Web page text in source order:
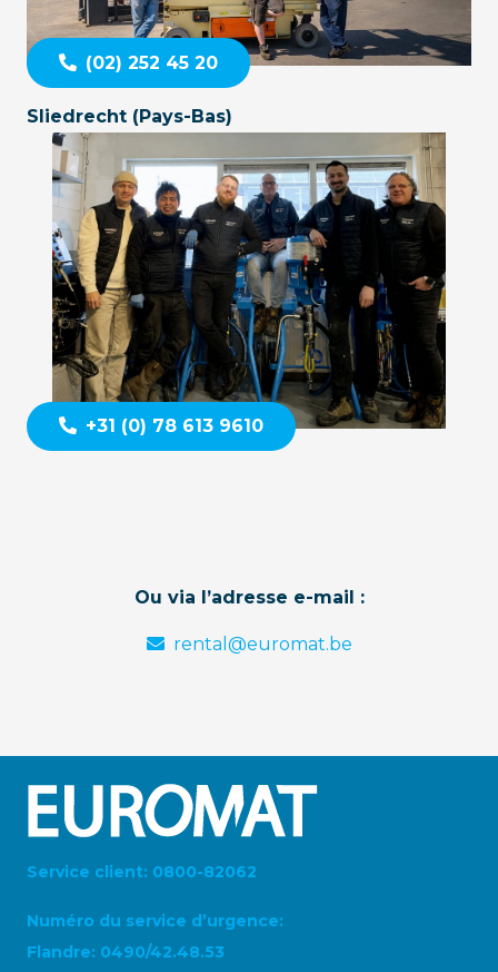
(02) 252 45 20
Sliedrecht (Pays-Bas)
+31 (0) 78 613 9610
Ou via l’adresse e-mail :
rental@euromat.be
Service client: 0800-82062
Numéro du service d’urgence:
Flandre: 0490/42.48.53